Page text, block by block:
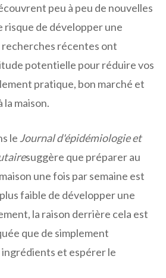
peu à peu de nouvelles
risque de développer une
recherches récentes ont
potentielle pour réduire vos
pratique, bon marché et
la maison.
le Journal d'épidémiologie et
suggère que préparer au
une fois par semaine est
faible de développer une
la raison derrière cela est
que de simplement
et espérer le